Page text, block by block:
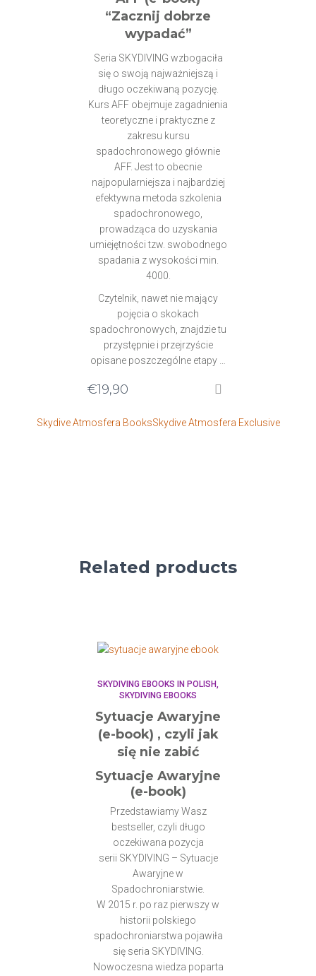
“Zacznij dobrze
wypadać”
Seria SKYDIVING wzbogaciła
się o swoją najważniejszą i
długo oczekiwaną pozycję.
Kurs AFF obejmuje zagadnienia
teoretyczne i praktyczne z
zakresu kursu
spadochronowego głównie
AFF. Jest to obecnie
najpopularniejsza i najbardziej
efektywna metoda szkolenia
spadochronowego,
prowadząca do uzyskania
umiejętności tzw. swobodnego
spadania z wysokości min.
4000.
Czytelnik, nawet nie mający
pojęcia o skokach
spadochronowych, znajdzie tu
przystępnie i przejrzyście
opisane poszczególne etapy …
€19,90
Skydive Atmosfera BooksSkydive Atmosfera Exclusive
Related products
SKYDIVING EBOOKS IN POLISH
SKYDIVING EBOOKS
Sytuacje Awaryjne
(e-book) , czyli jak
się nie zabić
Sytuacje Awaryjne
(e-book)
Przedstawiamy Wasz
bestseller, czyli długo
oczekiwana pozycja
serii SKYDIVING – Sytuacje
Awaryjne w
Spadochroniarstwie.
W 2015 r. po raz pierwszy w
historii polskiego
spadochroniarstwa pojawiła
się seria SKYDIVING.
Nowoczesna wiedza poparta